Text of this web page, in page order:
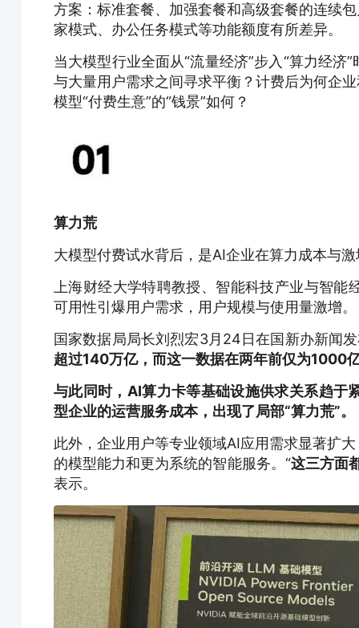
方案：标准套餐、加强套餐和高级套餐的连续
家模式、办公任务模式等功能额度有所差异。
当大模型行业全面从“流量经济”步入“算力经
与大量用户需求之间寻求平衡？计费后为何企
模型“付费生意”的“钱景”如何？
算力荒
大模型付费试水背后，是AI企业在算力成本与
上海财经大学特聘教授、智能科技产业与智能
可用性引爆用户需求，用户规模与使用量激增。
国家数据局局长刘烈宏3月24日在国新办新闻
超过140万亿，而这一数据在两年前仅为1000
与此同时，AI算力卡等基础设施供求关系趋于
型企业的运营服务成本，出现了局部“算力荒”。
此外，企业用户等专业领域AI应用需求显著扩
的模型能力和更为系统的智能服务。“这三方面
表示。